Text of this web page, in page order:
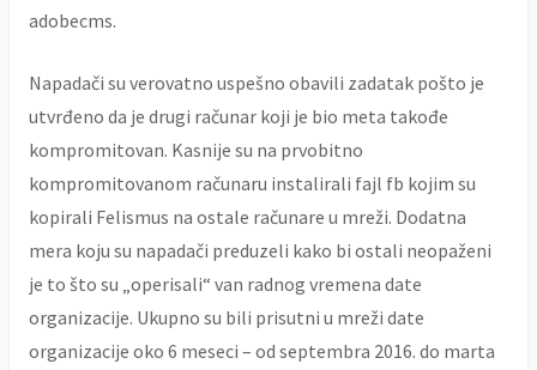
adobecms.
Napadači su verovatno uspešno obavili zadatak pošto je
utvrđeno da je drugi računar koji je bio meta takođe
kompromitovan. Kasnije su na prvobitno
kompromitovanom računaru instalirali fajl fb kojim su
kopirali Felismus na ostale računare u mreži. Dodatna
mera koju su napadači preduzeli kako bi ostali neopaženi
je to što su „operisali“ van radnog vremena date
organizacije. Ukupno su bili prisutni u mreži date
organizacije oko 6 meseci – od septembra 2016. do marta